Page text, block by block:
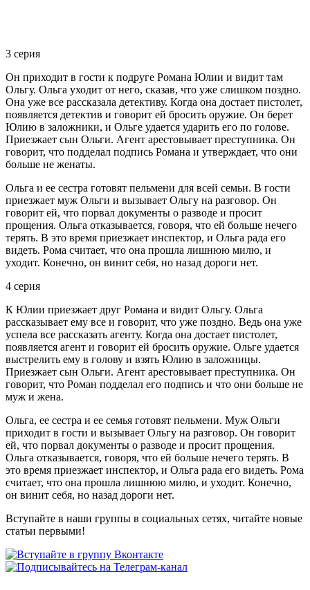
3 серия
Он приходит в гости к подруге Романа Юлии и видит там
Ольгу. Ольга уходит от него, сказав, что уже слишком поздно.
Она уже все рассказала детективу. Когда она достает пистолет,
появляется детектив и говорит ей бросить оружие. Он берет
Юлию в заложники, и Ольге удается ударить его по голове.
Приезжает сын Ольги. Агент арестовывает преступника. Он
говорит, что подделал подпись Романа и утверждает, что они
больше не женаты.
Ольга и ее сестра готовят пельмени для всей семьи. В гости
приезжает муж Ольги и вызывает Ольгу на разговор. Он
говорит ей, что порвал документы о разводе и просит
прощения. Ольга отказывается, говоря, что ей больше нечего
терять. В это время приезжает инспектор, и Ольга рада его
видеть. Рома считает, что она прошла лишнюю милю, и
уходит. Конечно, он винит себя, но назад дороги нет.
4 серия
К Юлии приезжает друг Романа и видит Ольгу. Ольга
рассказывает ему все и говорит, что уже поздно. Ведь она уже
успела все рассказать агенту. Когда она достает пистолет,
появляется агент и говорит ей бросить оружие. Ольге удается
выстрелить ему в голову и взять Юлию в заложницы.
Приезжает сын Ольги. Агент арестовывает преступника. Он
говорит, что Роман подделал его подпись и что они больше не
муж и жена.
Ольга, ее сестра и ее семья готовят пельмени. Муж Ольги
приходит в гости и вызывает Ольгу на разговор. Он говорит
ей, что порвал документы о разводе и просит прощения.
Ольга отказывается, говоря, что ей больше нечего терять. В
это время приезжает инспектор, и Ольга рада его видеть. Рома
считает, что она прошла лишнюю милю, и уходит. Конечно,
он винит себя, но назад дороги нет.
Вступайте в наши группы в социальных сетях, читайте новые
статьи первыми!